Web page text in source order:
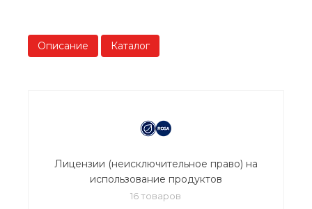
Описание Каталог
Лицензии (неисключительное право) на
использование продуктов
16 товаров